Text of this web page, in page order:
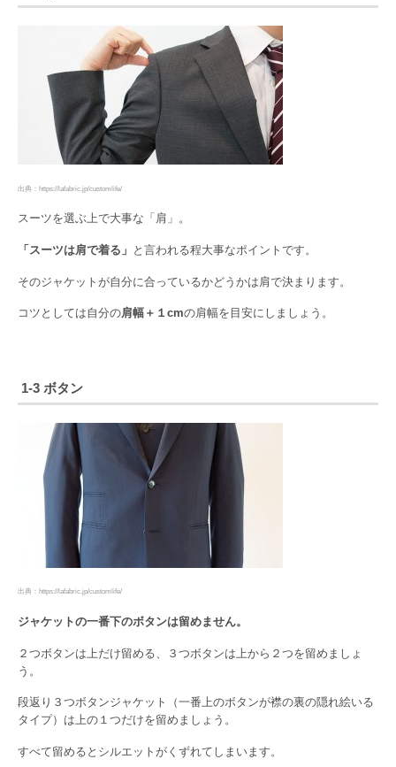
出典：https://lafabric.jp/customlife/
スーツを選ぶ上で大事な「肩」。
「スーツは肩で着る」 と言われる程大事なポイントです。
そのジャケットが自分に合っているかどうかは肩で決まります。
コツとしては自分の肩幅＋１cmの肩幅を目安にしましょう。
1-3 ボタン
出典：https://lafabric.jp/customlife/
ジャケットの一番下のボタンは留めません。
２つボタンは上だけ留める、３つボタンは上から２つを留めましょ
う。
段返り３つボタンジャケット（一番上のボタンが襟の裏の隠れ絵いる
タイプ）は上の１つだけを留めましょう。
すべて留めるとシルエットがくずれてしまいます。